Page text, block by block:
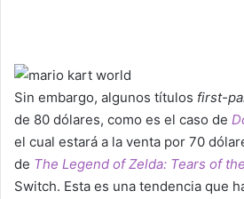
Sin embargo, algunos títulos first-
de 80 dólares, como es el caso de
el cual estará a la venta por 70
de The Legend of Zelda: Tears of
Switch. Esta es una tendencia que